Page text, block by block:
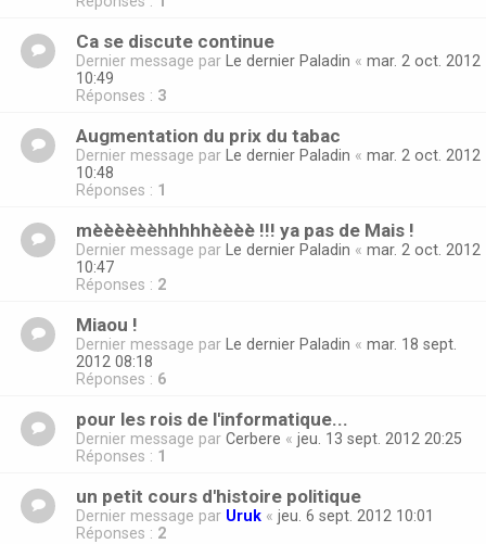
Ca se discute continue
Dernier message par Le dernier Paladin « mar. 2 oct. 2012
10:49
Réponses : 3
Augmentation du prix du tabac
Dernier message par Le dernier Paladin « mar. 2 oct. 2012
10:48
Réponses : 1
mèèèèèèhhhhhèèèè !!! ya pas de Mais !
Dernier message par Le dernier Paladin « mar. 2 oct. 2012
10:47
Réponses : 2
Miaou !
Dernier message par Le dernier Paladin « mar. 18 sept.
2012 08:18
Réponses : 6
pour les rois de l'informatique...
Dernier message par Cerbere « jeu. 13 sept. 2012 20:25
Réponses : 1
un petit cours d'histoire politique
Dernier message par Uruk « jeu. 6 sept. 2012 10:01
Réponses : 2